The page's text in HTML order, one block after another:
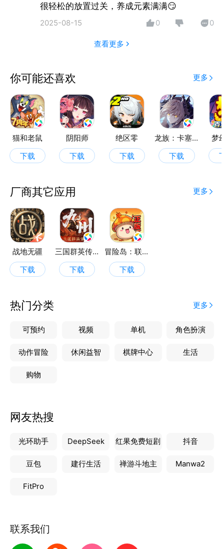
很轻松的放置过关，养成元素满满😏
2025-08-15 0 0
查看更多
你可能还喜欢 更多
猫和老鼠
下载
阴阳师
下载
绝区零
下载
龙族：卡塞尔之门
下载
梦
厂商其它应用 更多
战地无疆
下载
三国群英传：策定九州
下载
冒险岛：联盟的意志
下载
热门分类 更多
可预约 视频 单机 角色扮演
动作冒险 休闲益智 棋牌中心 生活
购物
网友热搜
光环助手 DeepSeek 红果免费短剧 抖音
豆包 建行生活 禅游斗地主 Manwa2
FitPro
联系我们